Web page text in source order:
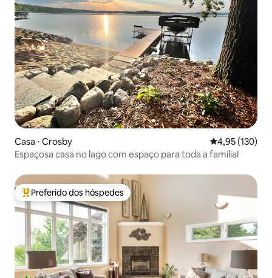
Casa ⋅ Crosby 4,95 de uma
4,95 (130)
Espaçosa casa no lago com espaço para toda a família!
Entre os melhores preferidos dos hóspedes
Preferido dos hóspedes